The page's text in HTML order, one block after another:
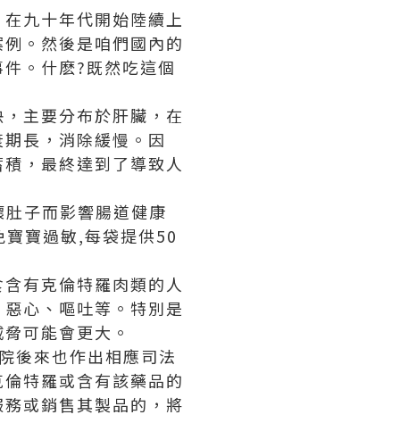
九十年代開始陸續上
。然後是咱們國內的
。什麽?既然吃這個
主要分布於肝臟，在
長，消除緩慢。因
，最終達到了導致人
子而影響腸道健康
寶過敏,每袋提供50
有克倫特羅肉類的人
心、嘔吐等。特別是
可能會更大。
後來也作出相應司法
特羅或含有該藥品的
或銷售其製品的，將